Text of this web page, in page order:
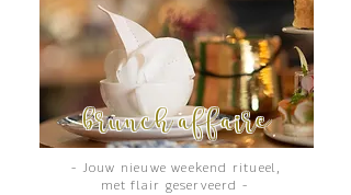
brunch affaire
- Jouw nieuwe weekend ritueel,
met flair geserveerd -